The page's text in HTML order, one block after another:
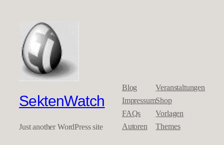
SektenWatch
Just another WordPress site
Blog
Impressum
FAQs
Autoren
Veranstaltungen
Shop
Vorlagen
Themes